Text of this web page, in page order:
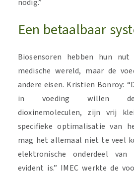
nodig.”
Een betaalbaar
Biosensoren hebben hun
medische wereld, maar de
andere eisen. Kristien Bonroy:
in voeding willen
dioxinemoleculen, zijn vrij
specifieke optimalisatie van
mag het allemaal niet te veel
elektronische onderdeel
evident is.” IMEC werkte de